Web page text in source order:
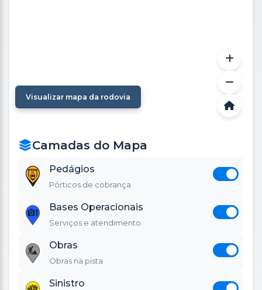
Visualizar mapa da rodovia
Camadas do Mapa
Pedágios
Pórticos de cobrança
Bases Operacionais
Serviços e atendimento
Obras
Obras na pista
Sinistro